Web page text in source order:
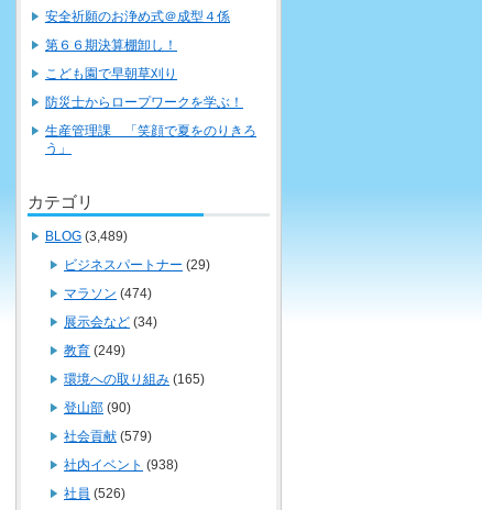
安全祈願のお浄め式＠成型４係
第６６期決算棚卸し！
こども園で早朝草刈り
防災士からロープワークを学ぶ！
生産管理課 「笑顔で夏をのりきろ
う」
カテゴリ
BLOG (3,489)
ビジネスパートナー (29)
マラソン (474)
展示会など (34)
教育 (249)
環境への取り組み (165)
登山部 (90)
社会貢献 (579)
社内イベント (938)
社員 (526)